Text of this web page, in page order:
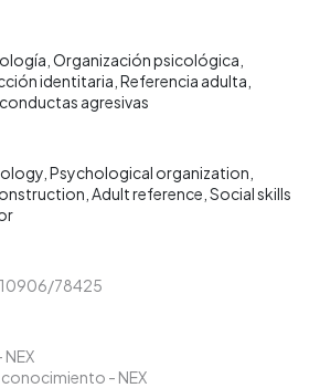
Organización psicológica
identitaria Referencia adulta
agresivas
Psychological organization
Adult reference Social skills
78425
- NEX